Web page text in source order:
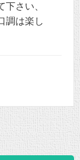
さい、
調は楽し